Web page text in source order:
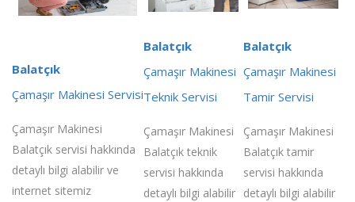
Balatçık
Çamaşır Makinesi Servisi
Çamaşır Makinesi
Balatçık servisi hakkında
detaylı bilgi alabilir ve
internet sitemiz
Balatçık
Çamaşır Makinesi
Teknik Servisi
Çamaşır Makinesi
Balatçık teknik
servisi hakkında
detaylı bilgi alabilir
Balatçık
Çamaşır Makinesi
Tamir Servisi
Çamaşır Makinesi
Balatçık tamir
servisi hakkında
detaylı bilgi alabilir